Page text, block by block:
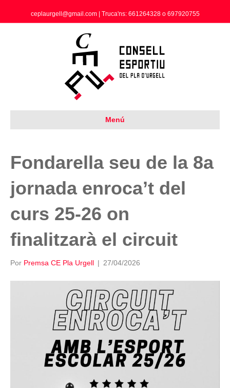
ceplaurgell@gmail.com | Truca'ns: 661264328 o 697920755
Menú
Fondarella seu de la 8a
jornada enroca’t del
curs 25-26 on
finalitzarà el circuit
Por Premsa CE Pla Urgell | 27/04/2026